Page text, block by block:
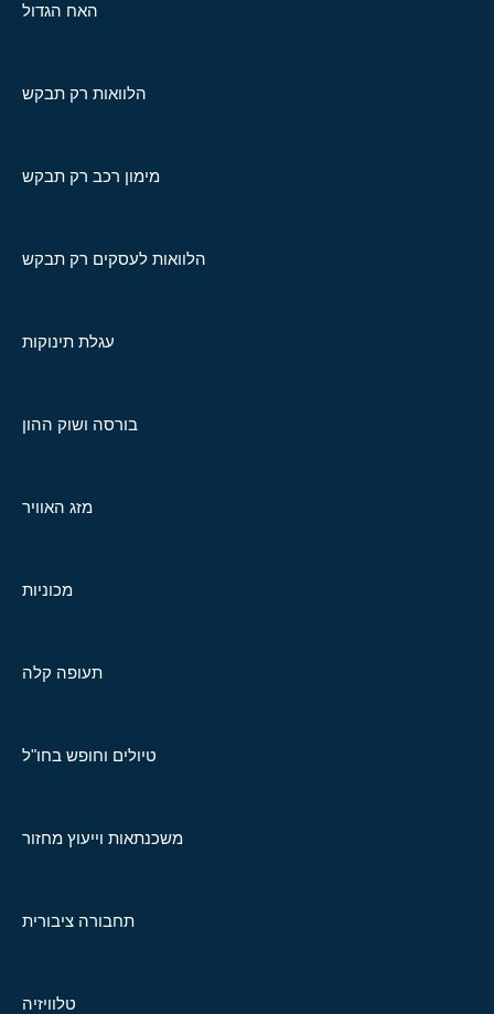
האח הגדול
הלוואות רק תבקש
מימון רכב רק תבקש
הלוואות לעסקים רק תבקש
עגלת תינוקות
בורסה ושוק ההון
מזג האוויר
מכוניות
תעופה קלה
טיולים וחופש בחו"ל
משכנתאות וייעוץ מחזור
תחבורה ציבורית
טלוויזיה